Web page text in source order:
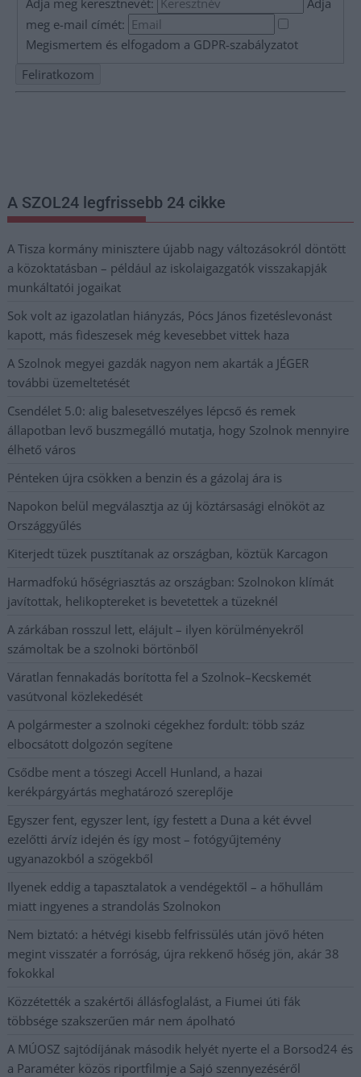
meg e-mail címét:
Megismertem és elfogadom a GDPR-szabályzatot
A SZOL24 legfrissebb 24 cikke
A Tisza kormány minisztere újabb nagy változásokról döntött
a közoktatásban – például az iskolaigazgatók visszakapják
munkáltatói jogaikat
Sok volt az igazolatlan hiányzás, Pócs János fizetéslevonást
kapott, más fideszesek még kevesebbet vittek haza
A Szolnok megyei gazdák nagyon nem akarták a JÉGER
további üzemeltetését
Csendélet 5.0: alig balesetveszélyes lépcső és remek
állapotban levő buszmegálló mutatja, hogy Szolnok mennyire
élhető város
Pénteken újra csökken a benzin és a gázolaj ára is
Napokon belül megválasztja az új köztársasági elnököt az
Országgyűlés
Kiterjedt tüzek pusztítanak az országban, köztük Karcagon
Harmadfokú hőségriasztás az országban: Szolnokon klímát
javítottak, helikoptereket is bevetettek a tüzeknél
A zárkában rosszul lett, elájult – ilyen körülményekről
számoltak be a szolnoki börtönből
Váratlan fennakadás borította fel a Szolnok–Kecskemét
vasútvonal közlekedését
A polgármester a szolnoki cégekhez fordult: több száz
elbocsátott dolgozón segítene
Csődbe ment a tószegi Accell Hunland, a hazai
kerékpárgyártás meghatározó szereplője
Egyszer fent, egyszer lent, így festett a Duna a két évvel
ezelőtti árvíz idején és így most – fotógyűjtemény
ugyanazokból a szögekből
Ilyenek eddig a tapasztalatok a vendégektől – a hőhullám
miatt ingyenes a strandolás Szolnokon
Nem biztató: a hétvégi kisebb felfrissülés után jövő héten
megint visszatér a forróság, újra rekkenő hőség jön, akár 38
fokokkal
Közzétették a szakértői állásfoglalást, a Fiumei úti fák
többsége szakszerűen már nem ápolható
A MÚOSZ sajtódíjának második helyét nyerte el a Borsod24 és
a Paraméter közös riportfilmje a Sajó szennyezéséről